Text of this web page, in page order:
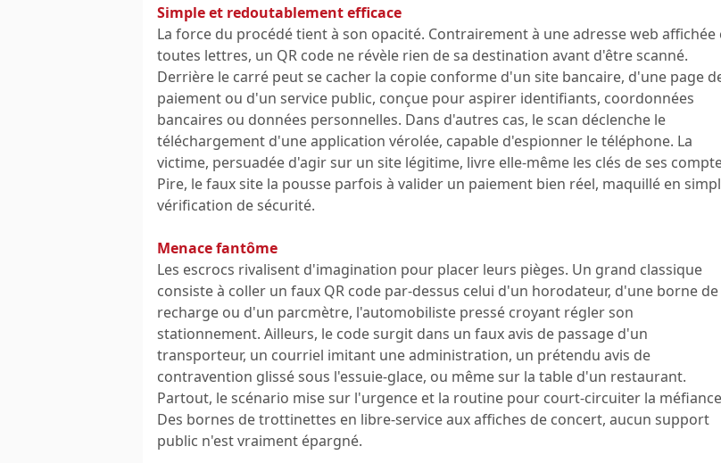
Simple et redoutablement efficace
La force du procédé tient à son opacité. Contrairement à une adresse web affichée
toutes lettres, un QR code ne révèle rien de sa destination avant d'être scanné.
Derrière le carré peut se cacher la copie conforme d'un site bancaire, d'une page
paiement ou d'un service public, conçue pour aspirer identifiants, coordonnées
bancaires ou données personnelles. Dans d'autres cas, le scan déclenche le
téléchargement d'une application vérolée, capable d'espionner le téléphone. La
victime, persuadée d'agir sur un site légitime, livre elle-même les clés de ses
Pire, le faux site la pousse parfois à valider un paiement bien réel, maquillé en
vérification de sécurité.
Menace fantôme
Les escrocs rivalisent d'imagination pour placer leurs pièges. Un grand classique
consiste à coller un faux QR code par-dessus celui d'un horodateur, d'une borne de
recharge ou d'un parcmètre, l'automobiliste pressé croyant régler son
stationnement. Ailleurs, le code surgit dans un faux avis de passage d'un
transporteur, un courriel imitant une administration, un prétendu avis de
contravention glissé sous l'essuie-glace, ou même sur la table d'un restaurant.
Partout, le scénario mise sur l'urgence et la routine pour court-circuiter la
Des bornes de trottinettes en libre-service aux affiches de concert, aucun support
public n'est vraiment épargné.